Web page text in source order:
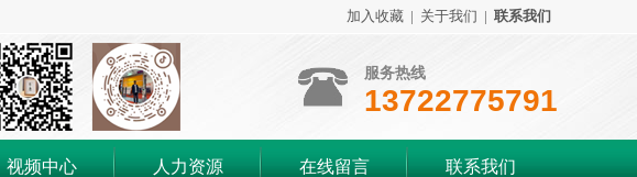
加入收藏 | 关于我们 | 联系我们
服务热线
13722775791
视频中心 人力资源 在线留言 联系我们